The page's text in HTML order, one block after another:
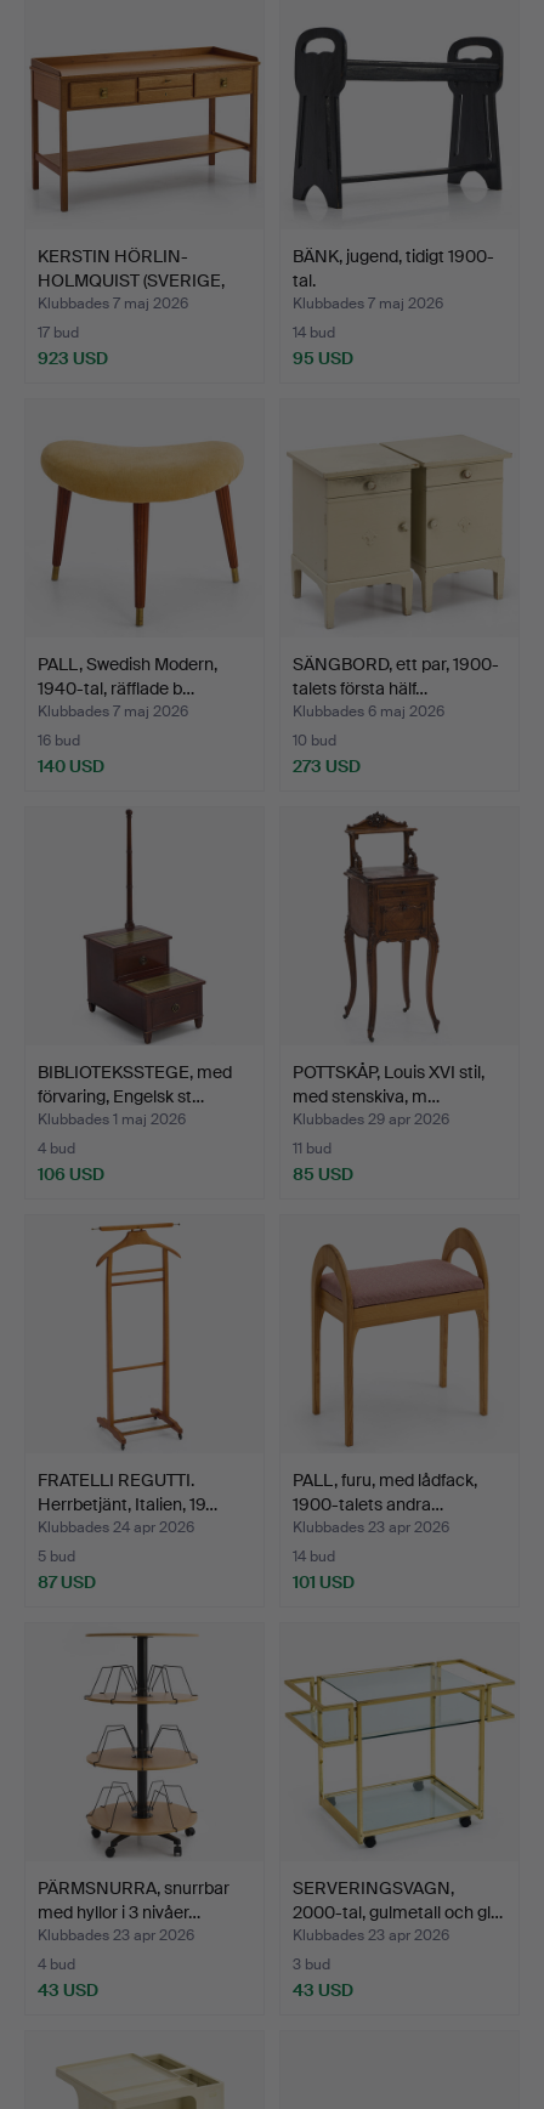
KERSTIN HÖRLIN-
HOLMQUIST (SVERIGE,
1925–19…
Klubbades 7 maj 2026
17 bud
923 USD
BÄNK, jugend, tidigt 1900-
tal.
Klubbades 7 maj 2026
14 bud
95 USD
PALL, Swedish Modern,
1940-tal, räfflade b…
Klubbades 7 maj 2026
16 bud
140 USD
SÄNGBORD, ett par, 1900-
talets första hälf…
Klubbades 6 maj 2026
10 bud
273 USD
BIBLIOTEKSSTEGE, med
förvaring, Engelsk st…
Klubbades 1 maj 2026
4 bud
106 USD
POTTSKÅP, Louis XVI stil,
med stenskiva, m…
Klubbades 29 apr 2026
11 bud
85 USD
FRATELLI REGUTTI.
Herrbetjänt, Italien, 19…
Klubbades 24 apr 2026
5 bud
87 USD
PALL, furu, med lådfack,
1900-talets andra…
Klubbades 23 apr 2026
14 bud
101 USD
PÄRMSNURRA, snurrbar
med hyllor i 3 nivåer…
Klubbades 23 apr 2026
4 bud
43 USD
SERVERINGSVAGN,
2000-tal, gulmetall och gl…
Klubbades 23 apr 2026
3 bud
43 USD